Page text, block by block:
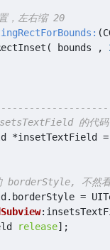
(
( bounds ,
*insetTextField =
. borderStyle =
:
release];